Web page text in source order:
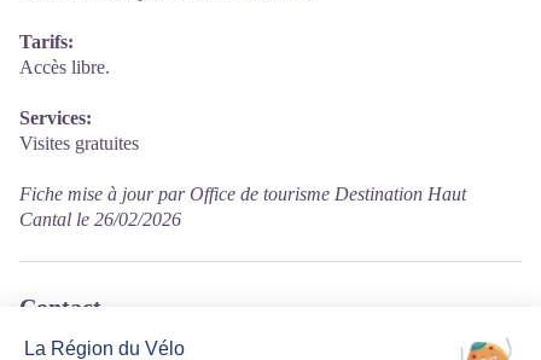
Tarifs:
Accès libre.
Services:
Visites gratuites
Fiche mise à jour par Office de tourisme Destination Haut
Cantal le 26/02/2026
Contact
La Molier